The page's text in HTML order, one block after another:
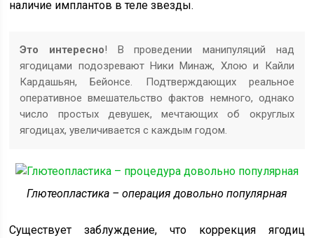
наличие имплантов в теле звезды.
Это интересно! В проведении манипуляций над
ягодицами подозревают Ники Минаж, Хлою и Кайли
Кардашьян, Бейонсе. Подтверждающих реальное
оперативное вмешательство фактов немного, однако
число простых девушек, мечтающих об округлых
ягодицах, увеличивается с каждым годом.
Глютеопластика – операция довольно популярная
Существует заблуждение, что коррекция ягодиц